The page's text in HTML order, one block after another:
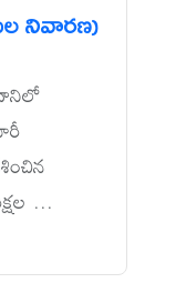
నివారణ)
...